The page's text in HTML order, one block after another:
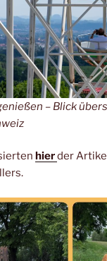
– Blick
hierder